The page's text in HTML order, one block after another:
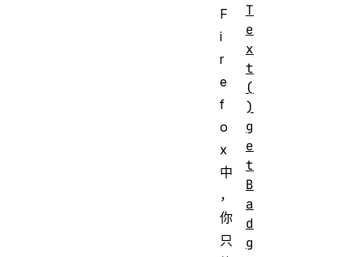
F
i
r
e
f
o
x
中
，
你
只
T
e
x
t
(
)
g
e
t
B
a
d
g